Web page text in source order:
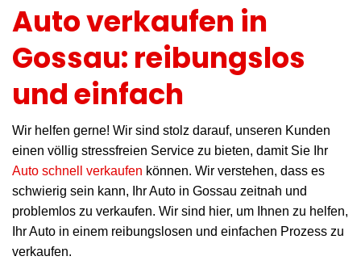
Auto verkaufen in
Gossau: reibungslos
und einfach
Wir helfen gerne! Wir sind stolz darauf, unseren Kunden
einen völlig stressfreien Service zu bieten, damit Sie Ihr
Auto schnell verkaufen können. Wir verstehen, dass es
schwierig sein kann, Ihr Auto in Gossau zeitnah und
problemlos zu verkaufen. Wir sind hier, um Ihnen zu helfen,
Ihr Auto in einem reibungslosen und einfachen Prozess zu
verkaufen.